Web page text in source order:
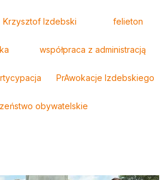
Krzysztof Izdebski felieton
współpraca z administracją
PrAwokacje Izdebskiego
obywatelskie